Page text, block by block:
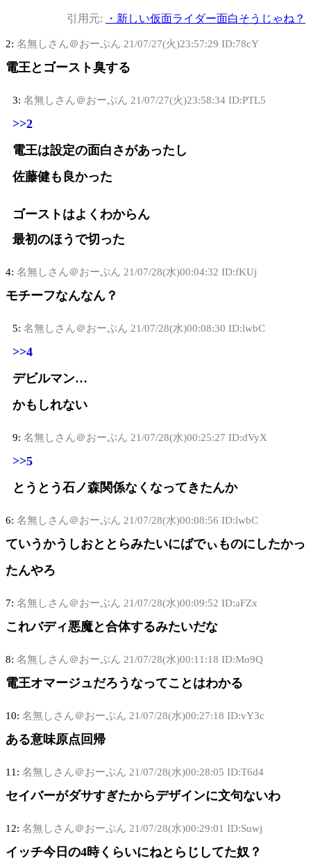
引用元: ・新しい仮面ライダー面白そうじゃね？
2: 名無しさん＠おーぷん 21/07/27(火)23:57:29 ID:78cY
電王とゴースト臭する
3: 名無しさん＠おーぷん 21/07/27(火)23:58:34 ID:PTL5
>>2
電王は設定の面白さがあったし
佐藤健も良かった
ゴーストはよくわからん
最初のほうで切った
4: 名無しさん＠おーぷん 21/07/28(水)00:04:32 ID:fKUj
モチーフなんなん？
5: 名無しさん＠おーぷん 21/07/28(水)00:08:30 ID:lwbC
>>4
デビルマン…
かもしれない
9: 名無しさん＠おーぷん 21/07/28(水)00:25:27 ID:dVyX
>>5
とうとう石ノ森関係なくなってきたんか
6: 名無しさん＠おーぷん 21/07/28(水)00:08:56 ID:lwbC
ていうかうしおととらみたいにばでぃものにしたかっ
たんやろ
7: 名無しさん＠おーぷん 21/07/28(水)00:09:52 ID:aFZx
これバディ悪魔と合体するみたいだな
8: 名無しさん＠おーぷん 21/07/28(水)00:11:18 ID:Mo9Q
電王オマージュだろうなってことはわかる
10: 名無しさん＠おーぷん 21/07/28(水)00:27:18 ID:vY3c
ある意味原点回帰
11: 名無しさん＠おーぷん 21/07/28(水)00:28:05 ID:T6d4
セイバーがダサすぎたからデザインに文句ないわ
12: 名無しさん＠おーぷん 21/07/28(水)00:29:01 ID:Suwj
イッチ今日の4時くらいにねとらじしてた奴？